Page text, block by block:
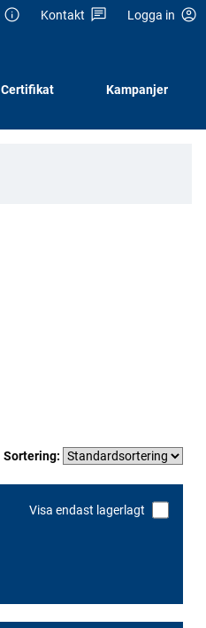
Kontakt Logga in
Certifikat Kampanjer
Sortering:
Visa endast lagerlagt